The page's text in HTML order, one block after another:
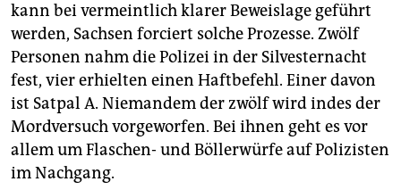
kann bei vermeintlich klarer Beweislage geführt
werden, Sachsen forciert solche Prozesse. Zwölf
Personen nahm die Polizei in der Silvesternacht
fest, vier erhielten einen Haftbefehl. Einer davon
ist Satpal A. Niemandem der zwölf wird indes der
Mordversuch vorgeworfen. Bei ihnen geht es vor
allem um Flaschen- und Böllerwürfe auf Polizisten
im Nachgang.